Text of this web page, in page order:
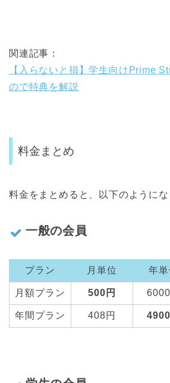
関連記事：
【入らないと損】学生向けPrime
ので特典を解説
料金まとめ
料金をまとめると、以下のようにな
一般の会員
プラン 月単位 年単
月額プラン 500円
年間プラン 408円